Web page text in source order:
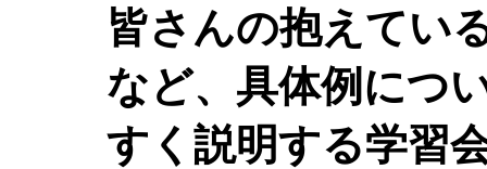
皆さんの抱えてい
など、具体例につ
すく説明する学習